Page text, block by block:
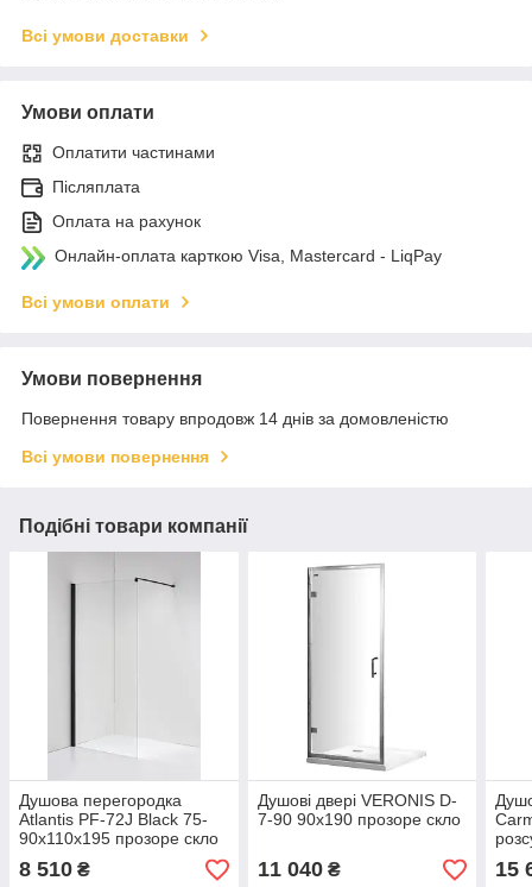
Всі умови доставки
Умови оплати
Оплатити частинами
Післяплата
Оплата на рахунок
Онлайн-оплата карткою Visa, Mastercard - LiqPay
Всі умови оплати
Умови повернення
Повернення товару впродовж 14 днів за домовленістю
Всі умови повернення
Подібні товари компанії
Душова перегородка
Atlantis PF-72J Black 75-
90х110х195 прозоре скло
8 510 ₴
Душові двері VERONIS D-
7-90 90х190 прозоре скло
11 040₴ 15